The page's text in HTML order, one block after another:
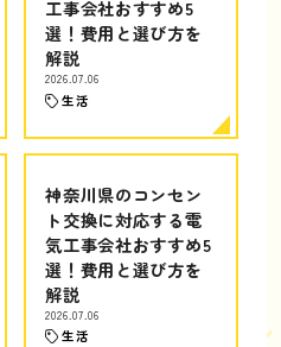
工事会社おすすめ5
選！費用と選び方を
解説
2026.07.06
生活
神奈川県のコンセン
ト交換に対応する電
気工事会社おすすめ5
選！費用と選び方を
解説
2026.07.06
生活